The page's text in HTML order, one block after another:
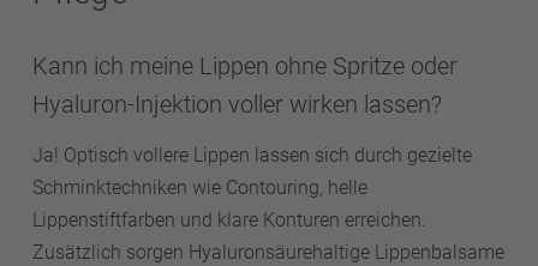
Kann ich meine Lippen ohne Spritze oder
Hyaluron-Injektion voller wirken lassen?
Ja! Optisch vollere Lippen lassen sich durch gezielte
Schminktechniken wie Contouring, helle
Lippenstiftfarben und klare Konturen erreichen.
Zusätzlich sorgen Hyaluronsäurehaltige Lippenbalsame